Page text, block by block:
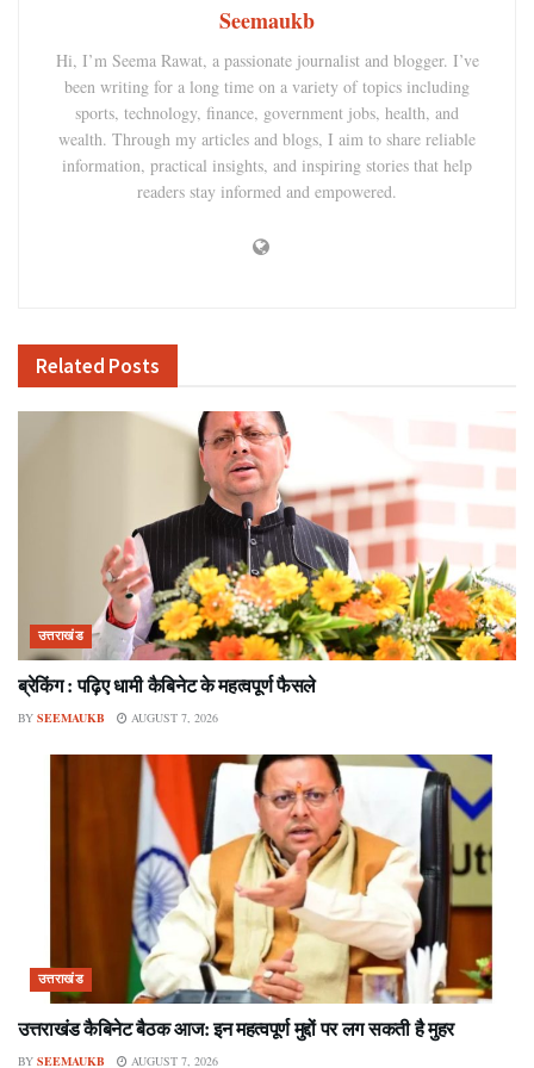
Seemaukb
Hi, I’m Seema Rawat, a passionate journalist and blogger. I’ve
been writing for a long time on a variety of topics including
sports, technology, finance, government jobs, health, and
wealth. Through my articles and blogs, I aim to share reliable
information, practical insights, and inspiring stories that help
readers stay informed and empowered.
Related Posts
उत्तराखंड
ब्रेकिंग : पढ़िए धामी कैबिनेट के महत्वपूर्ण फैसले
BY SEEMAUKB AUGUST 7, 2026
उत्तराखंड
उत्तराखंड कैबिनेट बैठक आज: इन महत्वपूर्ण मुद्दों पर लग सकती है मुहर
BY SEEMAUKB AUGUST 7, 2026